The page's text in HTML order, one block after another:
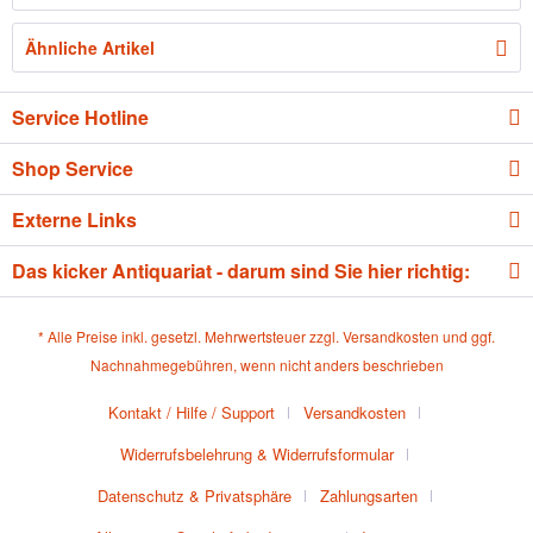
Ähnliche Artikel
Service Hotline
Shop Service
Externe Links
Das kicker Antiquariat - darum sind Sie hier richtig:
* Alle Preise inkl. gesetzl. Mehrwertsteuer zzgl. Versandkosten und ggf.
Nachnahmegebühren, wenn nicht anders beschrieben
Kontakt / Hilfe / Support
Versandkosten
Widerrufsbelehrung & Widerrufsformular
Datenschutz & Privatsphäre
Zahlungsarten